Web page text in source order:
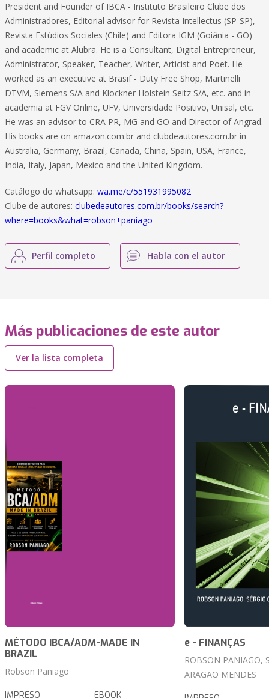
President and Founder of IBCA - Instituto Brasileiro Clube dos
Administradores, Editorial advisor for Revista Intellectus (SP-SP),
Revista Estúdios Sociales (Chile) and Editora IGM (Goiânia - GO)
and academic at Alubra. He is a Consultant, Digital Entrepreneur,
Administrator, Speaker, Teacher, Writer, Articist and Poet. He
worked as an executive at Brasif - Duty Free Shop, Martinelli
DTVM, Siemens S/A and Klockner Holstein Seitz S/A, etc. and in
academia at FGV Online, UFV, Universidade Positivo, Unisal, etc.
He was an advisor to CRA PR, MG and GO and Director of Angrad.
His books are on amazon.com.br and clubdeautores.com.br in
Australia, Germany, Brazil, Canada, China, Spain, USA, France,
India, Italy, Japan, Mexico and the United Kingdom.
Catálogo do whatsapp: wa.me/c/551931995082
Clube de autores: clubedeautores.com.br/books/search?
where=books&what=robson+paniago
Perfil completo Habla con el autor
Más publicaciones de este autor
Ver la lista completa
MÉTODO IBCA/ADM-MADE IN
BRAZIL
Robson Paniago
IMPRESO EBOOK
e - FINANÇAS
ROBSON PANIAGO,
ARAGÃO MENDES